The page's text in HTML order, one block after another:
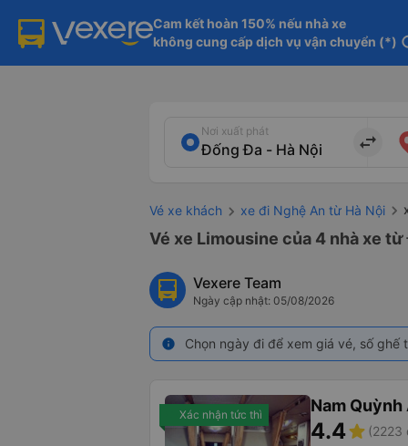
Cam kết hoàn 150% nếu nhà xe
không cung cấp dịch vụ vận chuyển (*)
Nơi xuất phát
import_export
Vé xe khách xe đi Nghệ An từ Hà Nội
Vé xe Limousine của 4 nhà xe
Vexere Team
Ngày cập nhật: 05/08/2026
info Chọn ngày đi để xem giá vé, số
Xác nhận tức thì Nam Quỳnh
4.4star (2223